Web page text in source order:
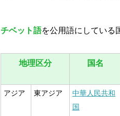
チベット語を公用語にしている
地理区分 国名
アジア 東アジア
中華人民共和
国